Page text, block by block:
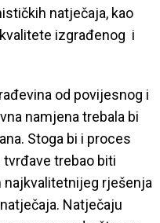
natječaja, kao
izgrađenog i
od povijesnog i
namjena trebala bi
Stoga bi i proces
trebao biti
najkvalitetnijeg rješenja
Natječaju